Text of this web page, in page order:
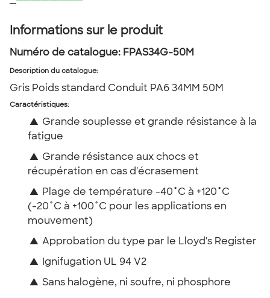
Informations sur le produit
Numéro de catalogue: FPAS34G-50M
Description du catalogue:
Gris Poids standard Conduit PA6 34MM 50M
Caractéristiques:
▲ Grande souplesse et grande résistance à la
fatigue
▲ Grande résistance aux chocs et
récupération en cas d'écrasement
▲ Plage de température -40˚C à +120˚C
(-20˚C à +100˚C pour les applications en
mouvement)
▲ Approbation du type par le Lloyd's Register
▲ Ignifugation UL 94 V2
▲ Sans halogène, ni soufre, ni phosphore